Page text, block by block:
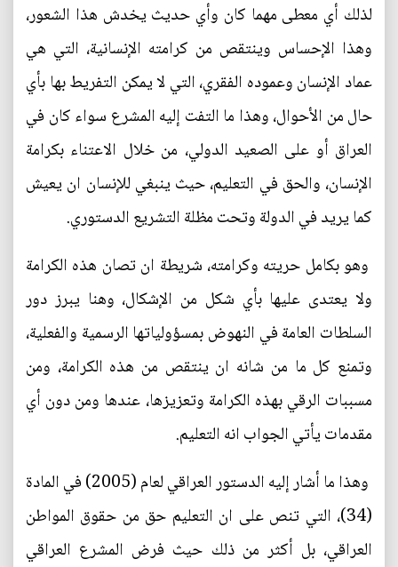
لذلك أي معطى مهما كان وأي حديث يخدش هذا الشعور،
وهذا الإحساس وينتقص من كرامته الإنسانية، التي هي
عماد الإنسان وعموده الفقري، التي لا يمكن التفريط بها بأي
حال من الأحوال، وهذا ما التفت إليه المشرع سواء كان في
العراق أو على الصعيد الدولي، من خلال الاعتناء بكرامة
الإنسان، والحق في التعليم، حيث ينبغي للإنسان ان يعيش
كما يريد في الدولة وتحت مظلة التشريع الدستوري.
وهو بكامل حريته وكرامته، شريطة ان تصان هذه الكرامة
ولا يعتدى عليها بأي شكل من الإشكال، وهنا يبرز دور
السلطات العامة في النهوض بمسؤولياتها الرسمية والفعلية،
وتمنع كل ما من شانه ان ينتقص من هذه الكرامة، ومن
مسببات الرقي بهذه الكرامة وتعزيزها، عندها ومن دون أي
مقدمات يأتي الجواب انه التعليم.
وهذا ما أشار إليه الدستور العراقي لعام (2005) في المادة
(34)، التي تنص على ان التعليم حق من حقوق المواطن
العراقي، بل أكثر من ذلك حيث فرض المشرع العراقي